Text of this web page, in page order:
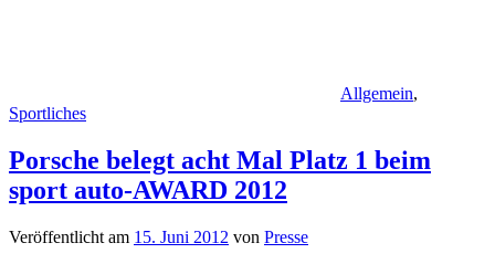
Allgemein,
Sportliches
Porsche belegt acht Mal Platz 1 beim
sport auto-AWARD 2012
Veröffentlicht am 15. Juni 2012 von Presse